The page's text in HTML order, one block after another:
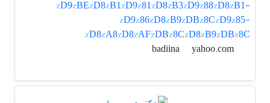
%D9%BE%D8%B1%D9%81%D8%B3%D9%88%D8%B1-
%D9%86%D8%B9%DB%8C%D9%85-
%D8%A8%D8%AF%DB%8C%D8%B9%DB%8C
yahoo.com